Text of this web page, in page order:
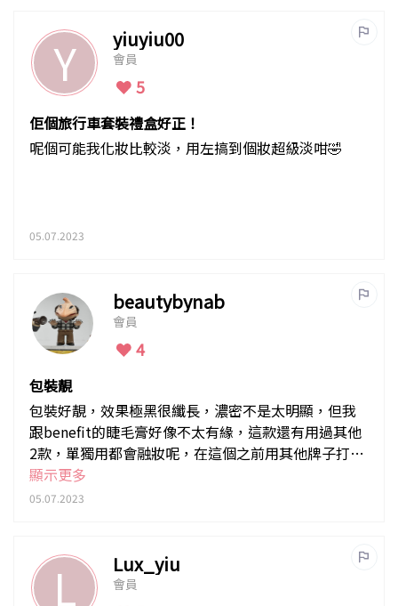
Y yiuyiu00
會員
5
佢個旅行車套裝禮盒好正！
呢個可能我化妝比較淡，用左搞到個妝超級淡咁🤣
05.07.2023
beautybynab
會員
4
包裝靚
包裝好靚，效果極黑很纖長，濃密不是太明顯，但我
跟benefit的睫毛膏好像不太有緣，這款還有用過其他
2款，單獨用都會融妝呢，在這個之前用其他牌子打底
就沒大問題
顯示更多
05.07.2023
L Lux_yiu
會員